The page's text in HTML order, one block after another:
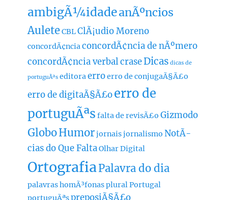
ambigÃ¼idadeanÃºncios
AuleteCBLClÃ¡udio Moreno
concordÃ¢nciaconcordÃ¢ncia de nÃºmero
concordÃ¢ncia verbalcraseDicas dicas de
portuguÃªs editoraerroerro de conjugaÃ§Ã£o
erro de digitaÃ§Ã£oerro de
portuguÃªs falta de revisÃ£o Gizmodo
GloboHumorjornaisjornalismo NotÃ­
cias do Que FaltaOlhar Digital
OrtografiaPalavra do dia
palavras homÃ³fonaspluralPortugal
portuguÃªspreposiÃ§Ã£o